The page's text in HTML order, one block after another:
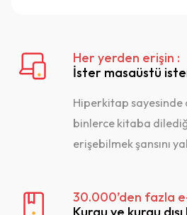
Her yerden erişin :
İster masaüstü
Hiperkitap
binlerce kitaba
erişebilmek şansını
30.000’den fazla
Kurgu ve kurgu
Fizik
Felsefe
En az 3 kategori seçmeniz
Tamam
Vazgeç